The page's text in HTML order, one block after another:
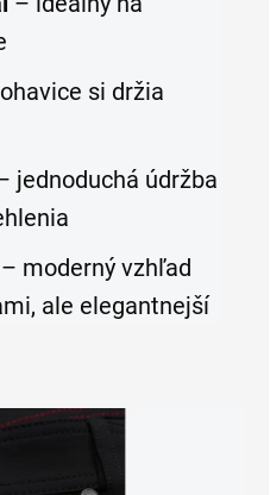
si držia
jednoduchá údržba
– moderný vzhľad
ale elegantnejší